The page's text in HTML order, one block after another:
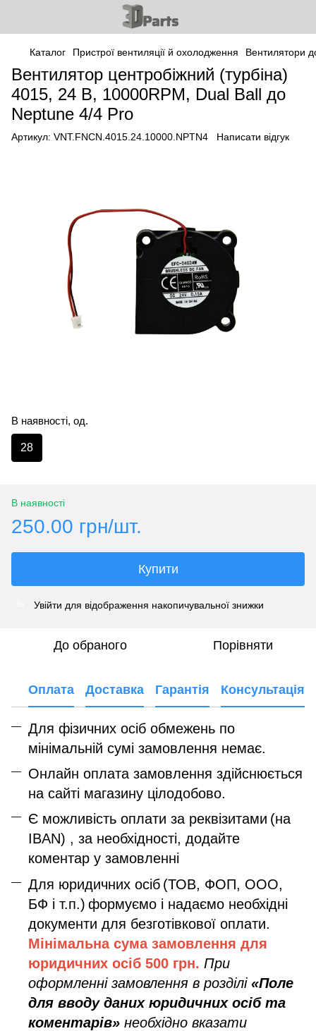
Каталог Пристрої вентиляції й охолодження Вентилятори
Вентилятор центробіжний (турбіна)
4015, 24 В, 10000RPM, Dual Ball до
Neptune 4/4 Pro
Артикул: VNT.FNCN.4015.24.10000.NPTN4 Написати відгук
В наявності, од.
28
В наявності
250.00 грн/шт.
Купити
Увійти для відображення накопичувальної знижки
До обраного Порівняти
Оплата Доставка Гарантія Консультація
Для фізичних осіб обмежень по
мінімальній сумі замовлення немає.
Онлайн оплата замовлення здійснюється
на сайті магазину цілодобово.
Є можливість оплати за реквізитами (на
IBAN) , за необхідності, додайте
коментар у замовленні
Для юридичних осіб (ТОВ, ФОП, ООО,
БФ і т.п.) формуємо і надаємо необхідні
документи для безготівкової оплати.
Мінімальна сума замовлення для
юридичних осіб 500 грн. При
оформленні замовлення в розділі «Поле
для вводу даних юридичних осіб та
коментарів» необхідно вказати